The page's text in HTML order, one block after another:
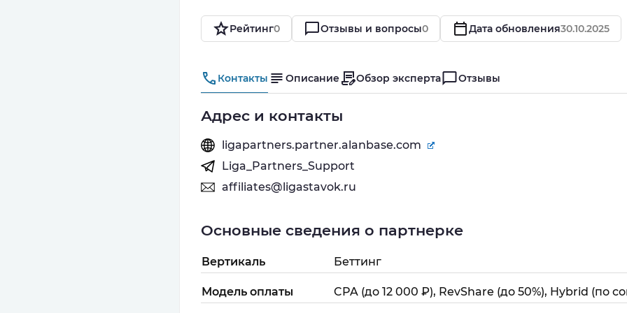
Рейтинг0 Отзывы и вопросы0 Дата обновления30.10.2025
Контакты Описание Обзор эксперта Отзывы
Адрес и контакты
ligapartners.partner.alanbase.com
Liga_Partners_Support
affiliates@ligastavok.ru
Основные сведения о партнерке
Вертикаль Беттинг
Модель оплаты CPA (до 12 000 ₽), RevShare (до 50%), Hybrid (по